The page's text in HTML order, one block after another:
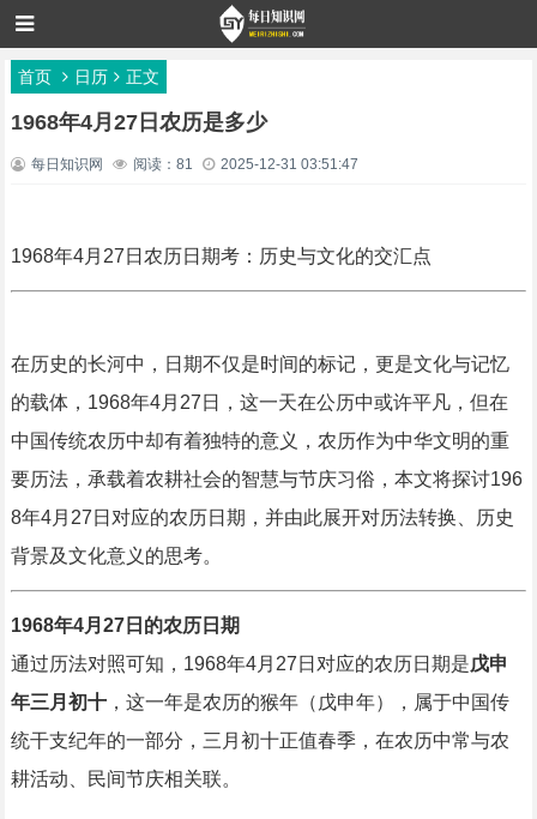
首页 日历 正文
1968年4月27日农历是多少
每日知识网 阅读：81 2025-12-31 03:51:47
1968年4月27日农历日期考：历史与文化的交汇点
在历史的长河中，日期不仅是时间的标记，更是文化与记忆
的载体，1968年4月27日，这一天在公历中或许平凡，但在
中国传统农历中却有着独特的意义，农历作为中华文明的重
要历法，承载着农耕社会的智慧与节庆习俗，本文将探讨196
8年4月27日对应的农历日期，并由此展开对历法转换、历史
背景及文化意义的思考。
1968年4月27日的农历日期
通过历法对照可知，1968年4月27日对应的农历日期是戊申
年三月初十，这一年是农历的猴年（戊申年），属于中国传
统干支纪年的一部分，三月初十正值春季，在农历中常与农
耕活动、民间节庆相关联。